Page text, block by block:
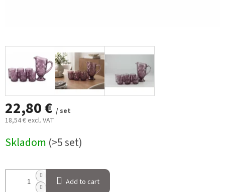
22,80 € / set
18,54 € excl. VAT
price:
Skladom (>5 set)
Add to cart